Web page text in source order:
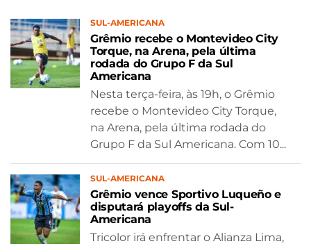
SUL-AMERICANA
Grêmio recebe o Montevideo City
Torque, na Arena, pela última
rodada do Grupo F da Sul
Americana
Nesta terça-feira, às 19h, o Grêmio
recebe o Montevideo City Torque,
na Arena, pela última rodada do
Grupo F da Sul Americana. Com 10...
SUL-AMERICANA
Grêmio vence Sportivo Luqueño e
disputará playoffs da Sul-
Americana
Tricolor irá enfrentar o Alianza Lima,